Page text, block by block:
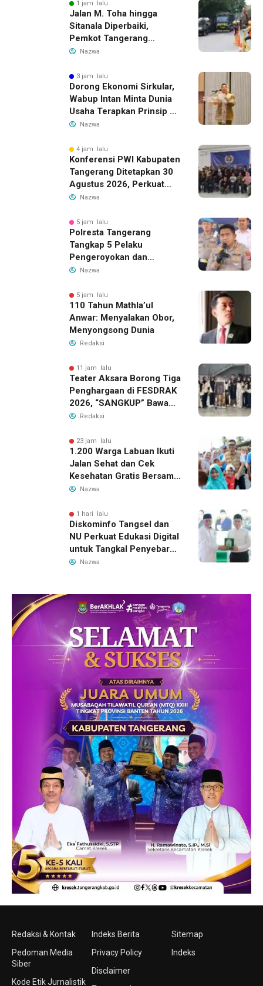
1 jam lalu
Jalan M. Toha hingga
Sitanala Diperbaiki,
Pemkot Tangerang
Siapkan Rekayasa Lalu
Nazwa
3 jam lalu
Dorong Ekonomi Sirkular,
Wabup Intan Minta Dunia
Usaha Terapkan Prinsip 3R
dalam Pengelolaan Limbah
Nazwa
4 jam lalu
Konferensi PWI Kabupaten
Tangerang Ditetapkan 30
Agustus 2026, Perkuat
Demokrasi dan Soliditas
Nazwa
5 jam lalu
Polresta Tangerang
Tangkap 5 Pelaku
Pengeroyokan dan
Kekerasan Seksual di
Nazwa
5 jam lalu
110 Tahun Mathla’ul
Anwar: Menyalakan Obor,
Menyongsong Dunia
Redaksi
11 jam lalu
Teater Aksara Borong Tiga
Penghargaan di FESDRAK
2026, “SANGKUP” Bawa
Pulang Juara 2 Grup
Redaksi
23 jam lalu
1.200 Warga Labuan Ikuti
Jalan Sehat dan Cek
Kesehatan Gratis Bersama
Gubernur Banten
Nazwa
1 hari lalu
Diskominfo Tangsel dan
NU Perkuat Edukasi Digital
untuk Tangkal Penyebaran
Hoaks
Nazwa
Redaksi & Kontak
Pedoman Media
Siber
Kode Etik Jurnalistik
Indeks Berita
Privacy Policy
Disclaimer
Sitemap
Indeks